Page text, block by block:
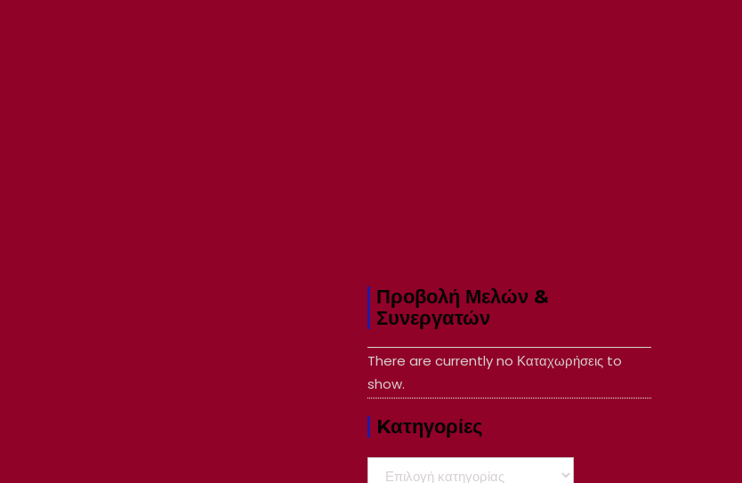
Προβολή Μελών &
Συνεργατών
There are currently no Καταχωρήσεις to
show.
Kατηγορίες
Kατηγορίες